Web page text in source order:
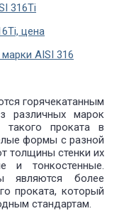
316Ti
цена
AISI 316
горячекатанным
различных марок
проката в
формы с разной
толщины стенки их
и тонкостенные.
являются более
проката, который
стандартам.